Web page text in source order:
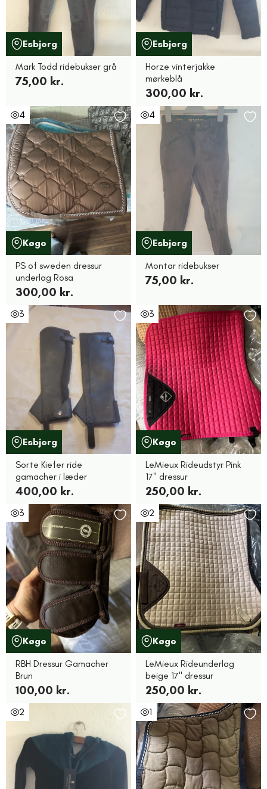
Esbjerg
Mark Todd ridebukser grå
75,00 kr.
Esbjerg
Horze vinterjakke
mørkeblå
300,00 kr.
4
Køge
PS of sweden dressur
underlag Rosa
300,00 kr.
4
Esbjerg
Montar ridebukser
75,00 kr.
3
Esbjerg
Sorte Kiefer ride
gamacher i læder
400,00 kr.
3
Køge
LeMieux Rideudstyr Pink
17" dressur
250,00 kr.
3
Køge
RBH Dressur Gamacher
Brun
100,00 kr.
2
Køge
LeMieux Rideunderlag
beige 17" dressur
250,00 kr.
2 1